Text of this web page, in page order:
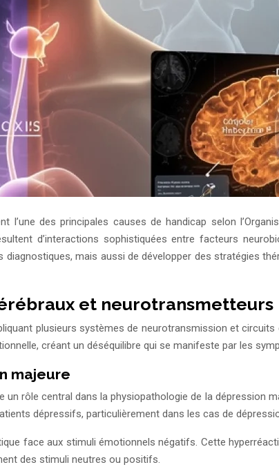
des principales causes de handicap selon
d’interactions sophistiquées entre facteurs
mais aussi de développer des stratégies
et neurotransmetteurs
plusieurs systèmes de neurotransmission et
créant un déséquilibre qui se manifeste par les
majeure
rôle central dans la physiopathologie de la dépression
dépressifs, particulièrement dans les cas de
face aux stimuli émotionnels négatifs. Cette
des stimuli neutres ou positifs.